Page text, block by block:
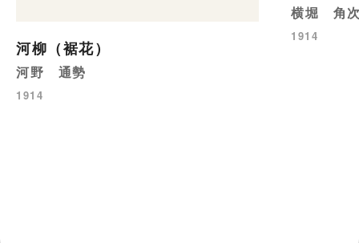
河柳（裾花）
河野 通勢
1914
横堀 角
1914